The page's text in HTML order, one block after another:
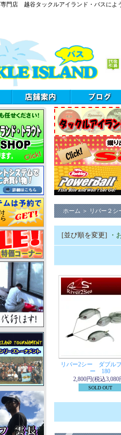
門店 越谷タックルアイランド・バスによ
ホーム ＞ リバー２シ
[並び順を変更] ・
リバー2シー ダブル
ー 180
2,800円(税込3,080
SOLD OUT